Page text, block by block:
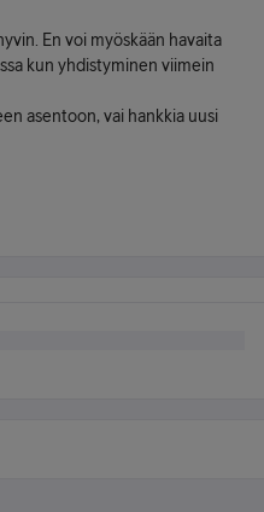
En voi myöskään havaita
kun yhdistyminen viimein
asentoon, vai hankkia uusi